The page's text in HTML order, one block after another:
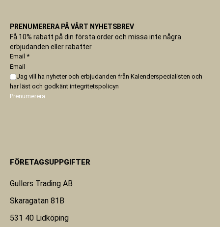
PRENUMERERA PÅ VÅRT NYHETSBREV
Få 10% rabatt på din första order och missa inte några
erbjudanden eller rabatter
Email *
Email
Jag vill ha nyheter och erbjudanden från Kalenderspecialisten och
har läst och godkänt integritetspolicyn
Prenumerera
FÖRETAGSUPPGIFTER
Gullers Trading AB
Skaragatan 81B
531 40 Lidköping